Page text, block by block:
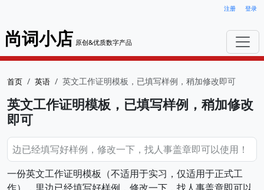
注册 登录
尚词小店 原创&优质数字产品
首页 英语 英文工作证明模板，已填写样例，稍加修改即可
英文工作证明模板，已填写样例，稍加修改
即可
边已经填写好样例，修改一下，找人事盖章即可以使用！
一份英文工作证明模板（不适用于实习，仅适用于正式工